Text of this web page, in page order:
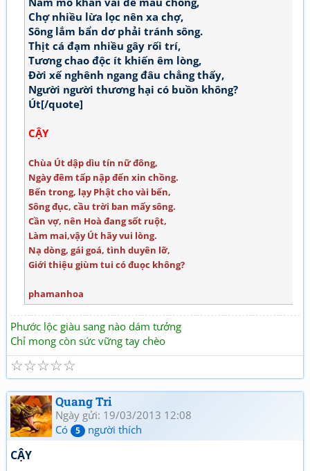
Chợ nhiều lừa lọc nên xa chợ,
Sông lắm bẩn dơ phải tránh sông.
Thịt cá đạm nhiều gây rối trí,
Tương chao độc ít khiến êm lòng,
Đời xế nghênh ngang đâu chẳng thấy,
Người người thương hại có buồn không?
Út[/quote]
CẬY
Chùa Út dập dìu tín nữ đông,
Ngày đêm tấp nập đến xin chồng.
Bến trong, lạy Phật cho vài bến,
Sông đục, cầu trời ban mấy sông.
Cần vợ, nên Hoà đang sốt ruột,
Làm mai,vậy Út hãy vui lòng.
Nạ dòng, gái goá, tình duyên lỡ,
Giới thiệu giùm tui có đuọc không?
phamanhoa
Phước lộc giàu sang nào dám tưởng
Chỉ mong còn sức vững tay chèo
☆
☆
☆
☆
☆
Quang Tri
Ngày gửi: 19/03/2013 12:08
Có
5 người thích
CẬY